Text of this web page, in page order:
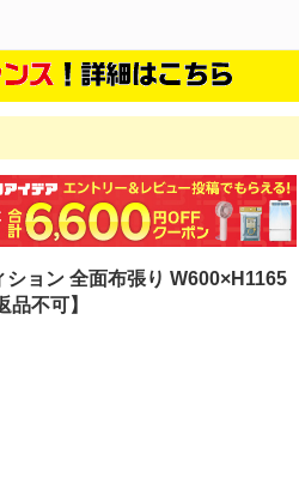
ョン 全面布張り W600×H1165
不可】